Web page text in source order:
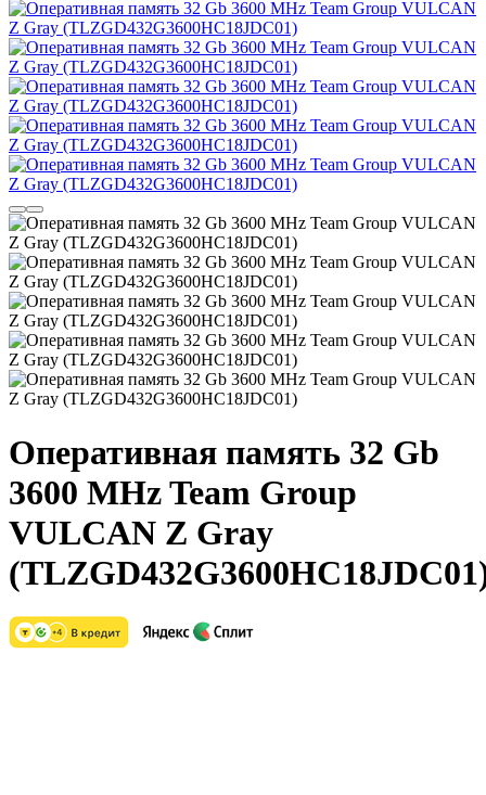
Оперативная память 32 Gb
3600 MHz Team Group
VULCAN Z Gray